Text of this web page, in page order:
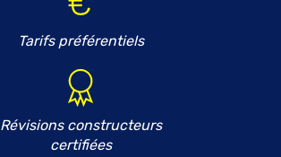
Tarifs préférentiels
Révisions constructeurs
certifiées